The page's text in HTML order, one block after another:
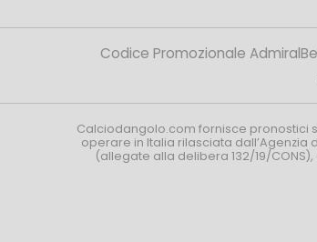
Codice Promozionale
Calciodangolo.com fornisce pronostici
operare in Italia rilasciata dall’Agenzia
(allegate alla delibera 132/19/